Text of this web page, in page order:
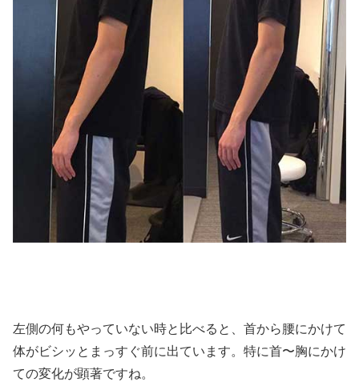
左側の何もやっていない時と比べると、首から腰にかけて
体がビシッとまっすぐ前に出ています。特に首〜胸にかけ
ての変化が顕著ですね。